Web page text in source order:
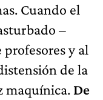
Cuando el
–
y al
de la
maquínica. De